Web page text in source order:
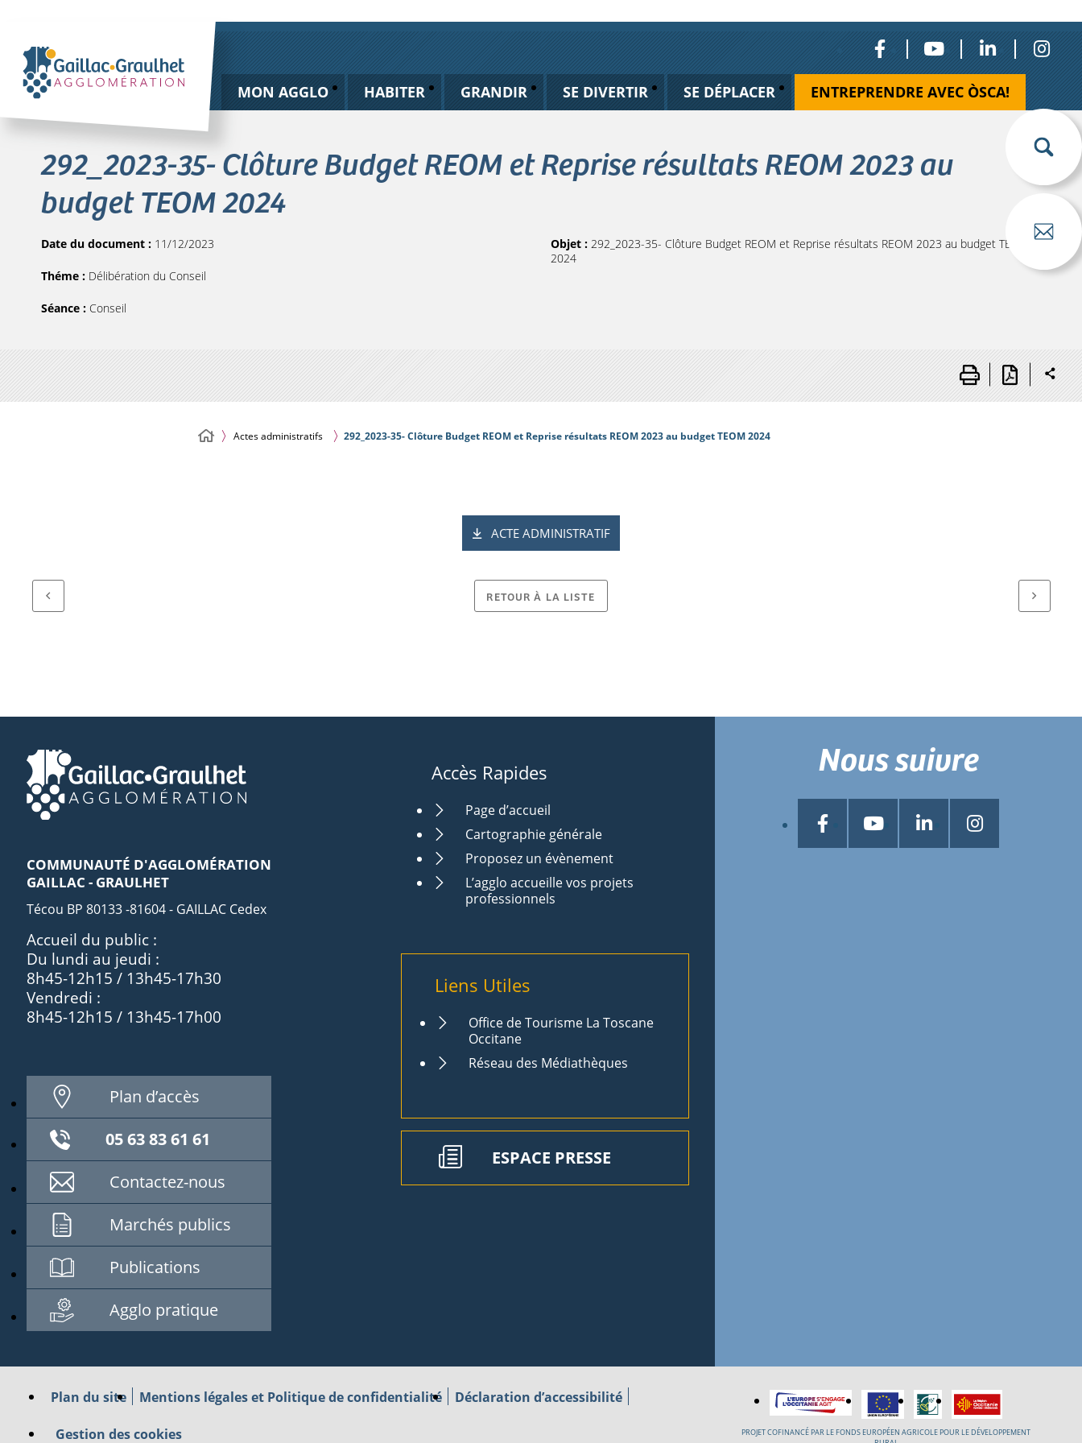
MON AGGLO HABITER GRANDIR SE DIVERTIR SE DÉPLACER ENTREPRENDRE AVEC ÒSCA!
292_2023-35- Clôture Budget REOM et Reprise résultats REOM 2023 au
budget TEOM 2024
Date du document : 11/12/2023
Théme : Délibération du Conseil
Séance : Conseil
Objet : 292_2023-35- Clôture Budget REOM et Reprise résultats REOM 2023 au budget TEOM
2024
Actes administratifs 292_2023-35- Clôture Budget REOM et Reprise résultats REOM 2023 au budget TEOM 2024
ACTE ADMINISTRATIF
RETOUR À LA LISTE
COMMUNAUTÉ D'AGGLOMÉRATION
GAILLAC - GRAULHET
Técou BP 80133 -81604 - GAILLAC Cedex
Accueil du public :
Du lundi au jeudi :
8h45-12h15 / 13h45-17h30
Vendredi :
8h45-12h15 / 13h45-17h00
Plan d’accès
05 63 83 61 61
Contactez-nous
Marchés publics
Publications
Agglo pratique
Accès Rapides
Page d’accueil
Cartographie générale
Proposez un évènement
L’agglo accueille vos projets
professionnels
Liens Utiles
Office de Tourisme La Toscane
Occitane
Réseau des Médiathèques
ESPACE PRESSE
Nous suivre
Plan du site Mentions légales et Politique de confidentialité Déclaration d’accessibilité
Gestion des cookies
PROJET COFINANCÉ PAR LE FONDS EUROPÉEN AGRICOLE POUR LE DÉVELOPPEMENT